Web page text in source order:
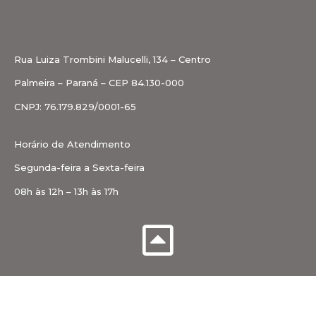
Rua Luiza Trombini Malucelli, 134 – Centro
Palmeira – Paraná – CEP 84.130-000
CNPJ: 76.179.829/0001-65
Horário de Atendimento
Segunda-feira a Sexta-feira
08h às 12h – 13h às 17h